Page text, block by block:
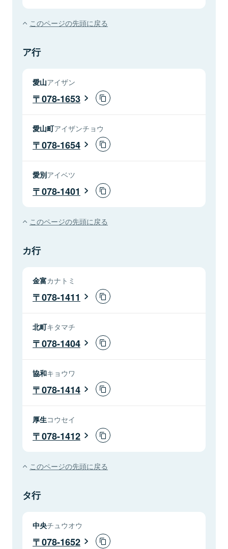
このページの先頭に戻る
ア行
愛山アイザン
078-1653
愛山町アイザンチョウ
078-1654
愛別アイベツ
078-1401
このページの先頭に戻る
カ行
金富カナトミ
078-1411
北町キタマチ
078-1404
協和キョウワ
078-1414
厚生コウセイ
078-1412
このページの先頭に戻る
タ行
中央チュウオウ
078-1652